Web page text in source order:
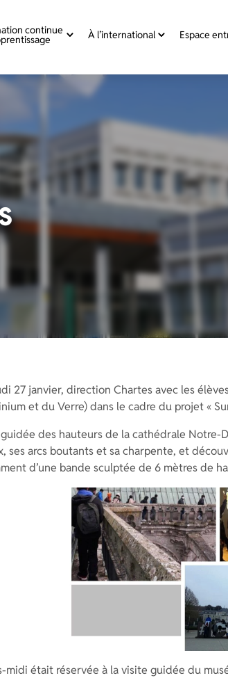
continue À l’international Espace
27 janvier, direction Chartes avec les
et du Verre) dans le cadre du projet «
des hauteurs de la cathédrale Notre-
ses arcs boutants et sa charpente, et
d’une bande sculptée de 6 mètres de
midi était réservée à la visite guidée du